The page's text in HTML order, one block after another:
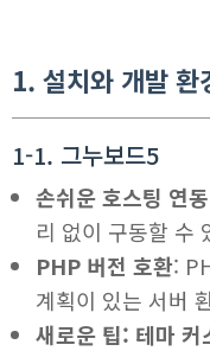
1. 설치와 개발 환
1-1. 그누보드5
손쉬운 호스팅 연동
리 없이 구동할 수
PHP 버전 호환:
계획이 있는 서버
새로운 팁: 테마 커